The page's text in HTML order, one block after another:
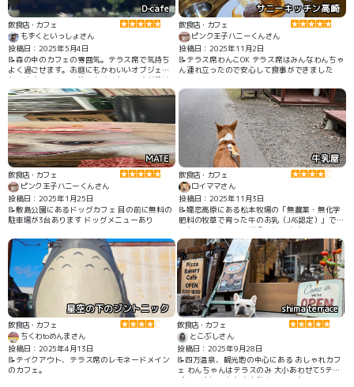
D-cafe
飲食店・カフェ
もずくといっしょさん
投稿日：2025年5月4日
📝森の中のカフェの雰囲気。テラス席で気持ち
よく過ごせます。お庭にもかわいいオブジェが
あります。メニュー数は多くはないですが美味
しい。
サニーキッチン高崎
飲食店・カフェ
ピンク王子ハニーくんさん
投稿日：2025年11月2日
📝テラス席わんこOK テラス席はみんなわんちゃ
ん連れ立ったので安心して食事ができました
MATE
飲食店・カフェ
ピンク王子ハニーくんさん
投稿日：2025年1月25日
📝敷島公園にあるドッグカフェ 目の前に無料の
駐車場が3台あります ドッグメニューあり
牛乳屋
飲食店・カフェ
ロイママさん
投稿日：2025年11月3日
📝嬬恋高原にある松本牧場の「無農薬・無化学
肥料の牧草で育った牛のお乳（JAS認定）」で作
ったソフトクリームが食べられます。
星空の下のジントニック
飲食店・カフェ
ちくわtoめんまさん
投稿日：2025年4月13日
📝テイクアウト、テラス席のレモネードメイン
のカフェ。
shima terrace
飲食店・カフェ
とこぶしさん
投稿日：2025年9月28日
📝四万温泉、観光地の中心にある おしゃれカフ
ェ わんちゃんはテラスのみ 大小あわせて5テー
ブルほどあります 大人気カフェです